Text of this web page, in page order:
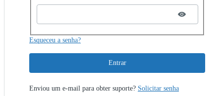
Esqueceu a senha?
Entrar
Enviou um e-mail para obter suporte? Solicitar senha